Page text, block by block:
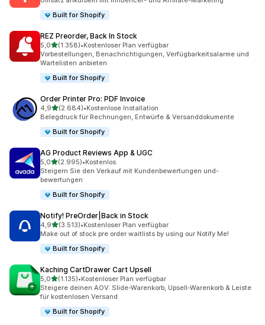
Built for Shopify
REZ Preorder, Back In Stock
5,0von 5 Sternen
(1.358)
1358 Rezensionen insgesamt
•Kostenloser Plan verfügbar
Vorbestellungen, Benachrichtigungen, Verfügbarkeitsalarme und
Wartelisten anbieten
Built for Shopify
Order Printer Pro: PDF Invoice
4,9von 5 Sternen
(2.684)
2684 Rezensionen insgesamt
•Kostenlose Installation
Belegdruck für Rechnungen, Entwürfe & Versanddokumente
Built for Shopify
AG Product Reviews App & UGC
5,0von 5 Sternen
(2.995)
2995 Rezensionen insgesamt
•Kostenlos
Steigern Sie den Verkauf mit Kundenbewertungen und-
bewertungen
Built for Shopify
Notify! PreOrder|Back in Stock
4,9von 5 Sternen
(3.513)
3513 Rezensionen insgesamt
•Kostenloser Plan verfügbar
Make out of stock pre order waitlists by using our Notify Me!
Built for Shopify
Kaching CartDrawer Cart Upsell
5,0von 5 Sternen
(1.135)
1135 Rezensionen insgesamt
•Kostenloser Plan verfügbar
Steigere deinen AOV: Slide-Warenkorb, Upsell-Warenkorb & Leiste
für kostenlosen Versand
Built for Shopify